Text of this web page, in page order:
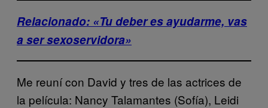
Relacionado: «Tu deber es ayudarme, vas
a ser sexoservidora»
Me reuní con David y tres de las actrices de
la película: Nancy Talamantes (Sofía), Leidi